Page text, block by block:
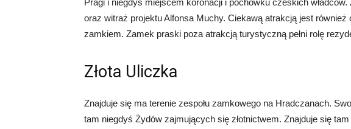
Pragi i niegdyś miejscem koronacji i pochówku czeskich
oraz witraż projektu Alfonsa Muchy. Ciekawą atrakcją jest
zamkiem. Zamek praski poza atrakcją turystyczną pełni rolę
Złota Uliczka
Znajduje się ma terenie zespołu zamkowego na Hradczanach.
tam niegdyś Żydów zajmujących się złotnictwem. Znajduje się